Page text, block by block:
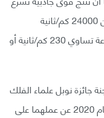
النجوم في فضائها القريب بسرعات أعلى من 24000 كم/ثانية
(بالمقارنة، تتحرك شمسنا حول المجرة بسرعة تساوي 230 كم/ثانية أو
جائزة نوبل علماء الفلك
رينهارد و أندريا غيز بجائزتهما الفيزيائية في عام 2020 عن عملهما على